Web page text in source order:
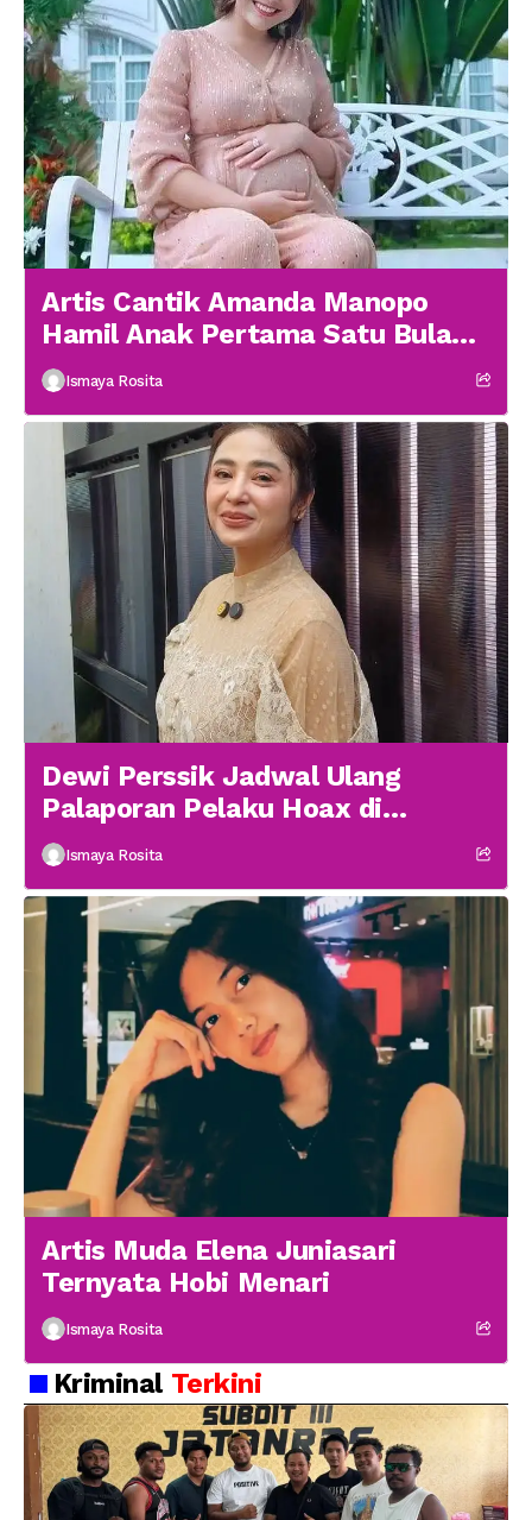
Artis Cantik Amanda Manopo
Hamil Anak Pertama Satu Bulan
menikah
Ismaya Rosita
Dewi Perssik Jadwal Ulang
Palaporan Pelaku Hoax di
Medsos
Ismaya Rosita
Artis Muda Elena Juniasari
Ternyata Hobi Menari
Ismaya Rosita
Kriminal Terkini